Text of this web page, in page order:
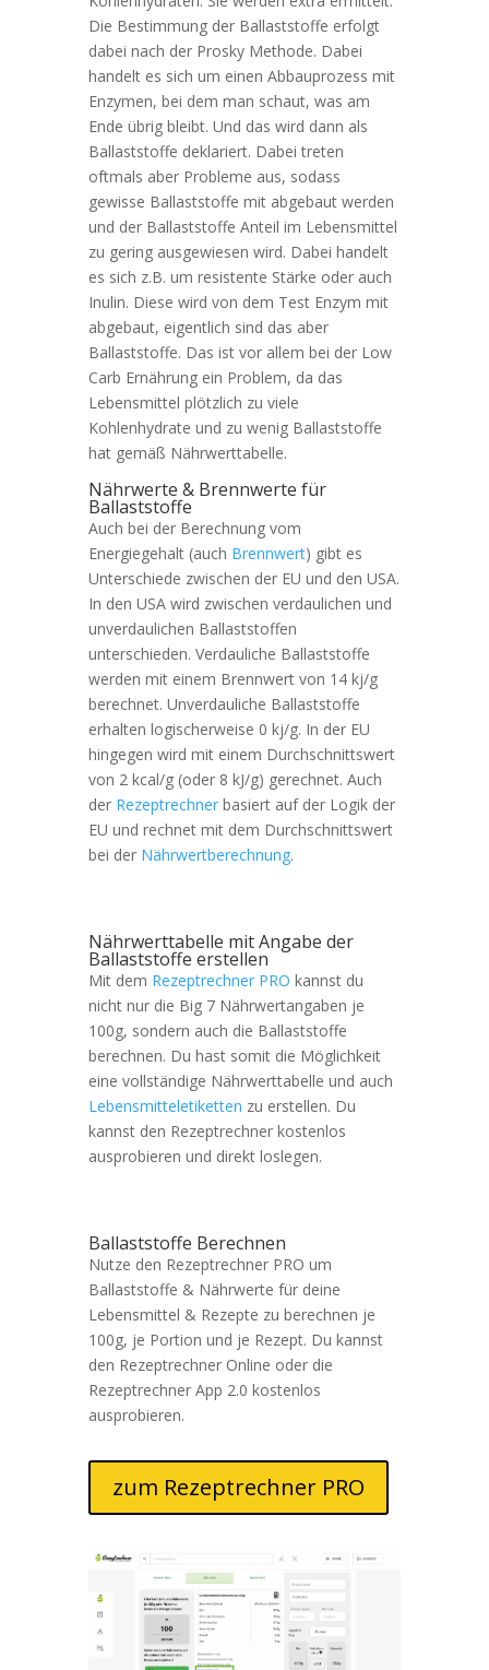
Die Bestimmung der Ballaststoffe erfolgt
dabei nach der Prosky Methode. Dabei
handelt es sich um einen Abbauprozess mit
Enzymen, bei dem man schaut, was am
Ende übrig bleibt. Und das wird dann als
Ballaststoffe deklariert. Dabei treten
oftmals aber Probleme aus, sodass
gewisse Ballaststoffe mit abgebaut werden
und der Ballaststoffe Anteil im Lebensmittel
zu gering ausgewiesen wird. Dabei handelt
es sich z.B. um resistente Stärke oder auch
Inulin. Diese wird von dem Test Enzym mit
abgebaut, eigentlich sind das aber
Ballaststoffe. Das ist vor allem bei der Low
Carb Ernährung ein Problem, da das
Lebensmittel plötzlich zu viele
Kohlenhydrate und zu wenig Ballaststoffe
hat gemäß Nährwerttabelle.
Nährwerte & Brennwerte für
Ballaststoffe
Auch bei der Berechnung vom
Energiegehalt (auch Brennwert) gibt es
Unterschiede zwischen der EU und den USA.
In den USA wird zwischen verdaulichen und
unverdaulichen Ballaststoffen
unterschieden. Verdauliche Ballaststoffe
werden mit einem Brennwert von 14 kj/g
berechnet. Unverdauliche Ballaststoffe
erhalten logischerweise 0 kj/g. In der EU
hingegen wird mit einem Durchschnittswert
von 2 kcal/g (oder 8 kJ/g) gerechnet. Auch
der Rezeptrechnerbasiert auf der Logik der
EU und rechnet mit dem Durchschnittswert
bei der Nährwertberechnung.
Nährwerttabelle mit Angabe der
Ballaststoffe erstellen
Mit dem Rezeptrechner PRO kannst du
nicht nur die Big 7 Nährwertangaben je
100g, sondern auch die Ballaststoffe
berechnen. Du hast somit die Möglichkeit
eine vollständige Nährwerttabelle und auch
Lebensmitteletiketten zu erstellen. Du
kannst den Rezeptrechner kostenlos
ausprobieren und direkt loslegen.
Ballaststoffe Berechnen
Nutze den Rezeptrechner PRO um
Ballaststoffe & Nährwerte für deine
Lebensmittel & Rezepte zu berechnen je
100g, je Portion und je Rezept. Du kannst
den Rezeptrechner Online oder die
Rezeptrechner App 2.0 kostenlos
ausprobieren.
zum Rezeptrechner PRO